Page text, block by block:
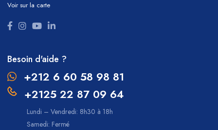
Voir sur la carte
Besoin d'aide ?
+212 6 60 58 98 81
+2125 22 87 09 64
Lundi – Vendredi: 8h30 à 18h
Samedi: Fermé